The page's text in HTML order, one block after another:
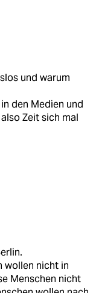
und warum
den Medien und
Zeit sich mal
wollen nicht in
Menschen nicht